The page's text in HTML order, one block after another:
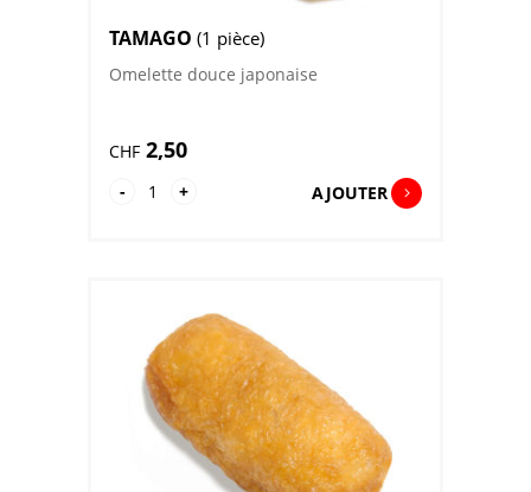
TAMAGO (1 pièce)
Omelette douce japonaise
CHF 2,50
-
quantité
+ AJOUTER